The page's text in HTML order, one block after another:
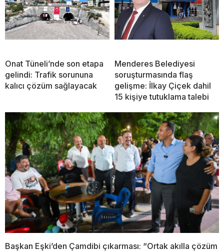
Onat Tüneli’nde son etapa
gelindi: Trafik sorununa
kalıcı çözüm sağlayacak
Menderes Belediyesi
soruşturmasında flaş
gelişme: İlkay Çiçek dahil
15 kişiye tutuklama talebi
Başkan Eşki’den Çamdibi çıkarması: “Ortak akılla çözüm